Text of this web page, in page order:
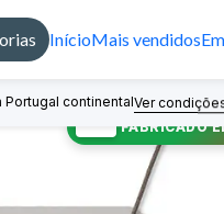
InícioMais vendidos
Portugal continentalVer
FABRICADO